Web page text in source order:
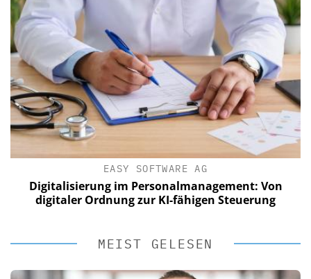
EASY SOFTWARE AG
Digitalisierung im Personalmanagement: Von
digitaler Ordnung zur KI-fähigen Steuerung
MEIST GELESEN